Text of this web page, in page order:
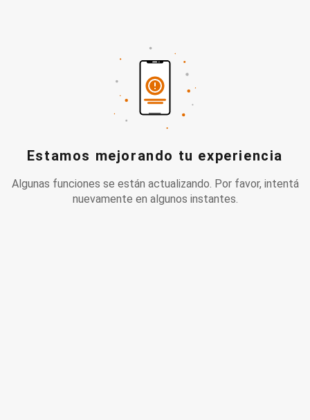
Estamos mejorando tu experiencia
Algunas funciones se están actualizando. Por favor, intentá
nuevamente en algunos instantes.